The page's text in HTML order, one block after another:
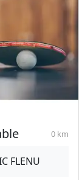
0 km
FLENU